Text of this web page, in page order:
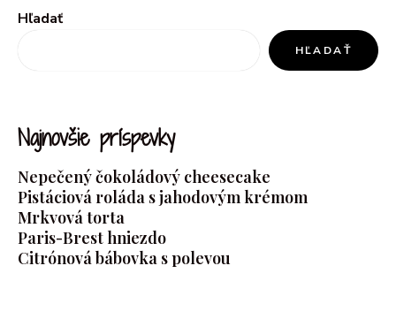
Hľadať
HĽADAŤ
Najnovšie príspevky
Nepečený čokoládový cheesecake
Pistáciová roláda s jahodovým krémom
Mrkvová torta
Paris-Brest hniezdo
Citrónová bábovka s polevou